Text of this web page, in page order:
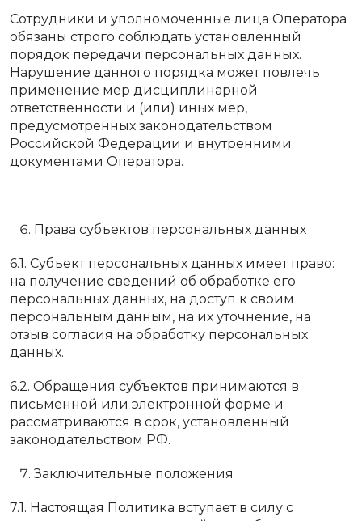
Сотрудники и уполномоченные лица Оператора
обязаны строго соблюдать установленный
порядок передачи персональных данных.
Нарушение данного порядка может повлечь
применение мер дисциплинарной
ответственности и (или) иных мер,
предусмотренных законодательством
Российской Федерации и внутренними
документами Оператора.
Права субъектов персональных данных
6.1. Субъект персональных данных имеет право:
на получение сведений об обработке его
персональных данных, на доступ к своим
персональным данным, на их уточнение, на
отзыв согласия на обработку персональных
данных.
6.2. Обращения субъектов принимаются в
письменной или электронной форме и
рассматриваются в срок, установленный
законодательством РФ.
Заключительные положения
7.1. Настоящая Политика вступает в силу с